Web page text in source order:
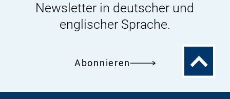
Newsletter in deutscher und
englischer Sprache.
Abonnieren
Zum